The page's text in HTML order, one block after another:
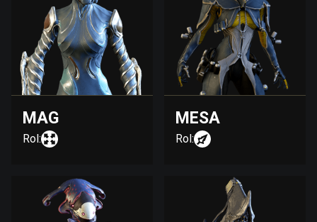
MAG
Rol:
MESA
Rol: